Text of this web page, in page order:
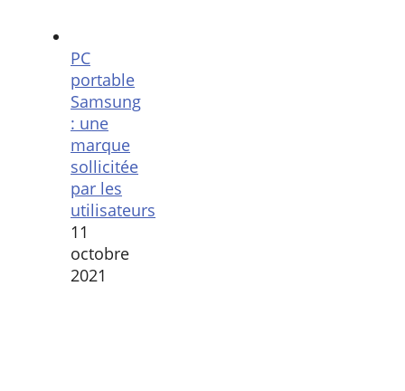
PC
portable
Samsung
: une
marque
sollicitée
par les
utilisateurs
11
octobre
2021